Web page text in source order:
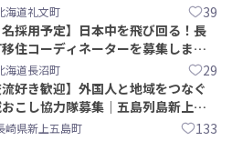
海道礼文町 39
名採用予定】日本中を飛び回る！長
住コーディネーターを募集しま
海道長沼町 29
流好き歓迎】外国人と地域をつなぐ
こし協力隊募集｜五島列島新上五
崎県新上五島町 133